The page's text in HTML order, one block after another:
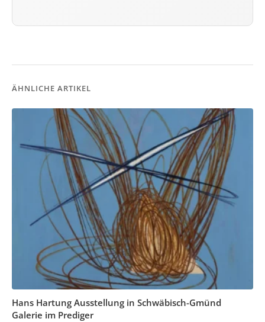
ÄHNLICHE ARTIKEL
Hans Hartung Ausstellung in Schwäbisch-Gmünd
Galerie im Prediger